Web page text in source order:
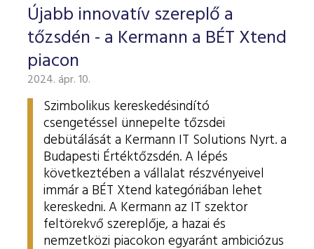
Újabb innovatív szereplő a
tőzsdén - a Kermann a BÉT Xtend
piacon
2024. ápr. 10.
Szimbolikus kereskedésindító
csengetéssel ünnepelte tőzsdei
debütálását a Kermann IT Solutions Nyrt. a
Budapesti Értéktőzsdén. A lépés
következtében a vállalat részvényeivel
immár a BÉT Xtend kategóriában lehet
kereskedni. A Kermann az IT szektor
feltörekvő szereplője, a hazai és
nemzetközi piacokon egyaránt ambiciózus